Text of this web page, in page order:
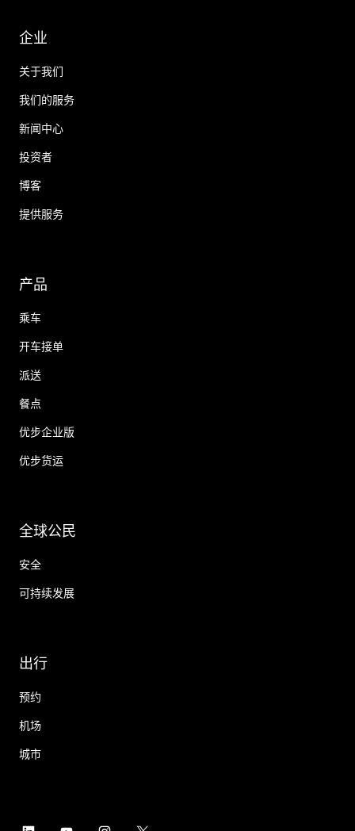
企业
关于我们
我们的服务
新闻中心
投资者
博客
提供服务
产品
乘车
开车接单
派送
餐点
优步企业版
优步货运
全球公民
安全
可持续发展
出行
预约
机场
城市